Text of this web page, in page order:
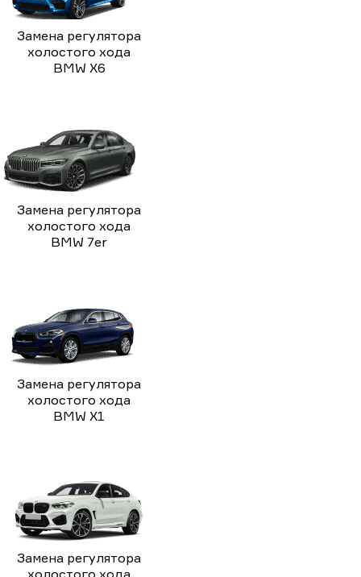
Замена регулятора
холостого хода
BMW X6
Замена регулятора
холостого хода
BMW 7er
Замена регулятора
холостого хода
BMW X1
Замена регулятора
холостого хода